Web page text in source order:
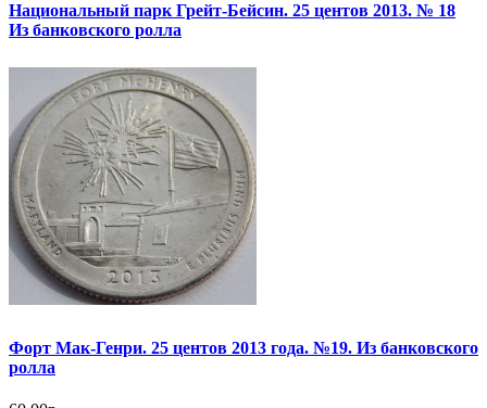
Национальный парк Грейт-Бейсин. 25 центов 2013. № 18
Из банковского ролла
Форт Мак-Генри. 25 центов 2013 года. №19. Из банковского
ролла